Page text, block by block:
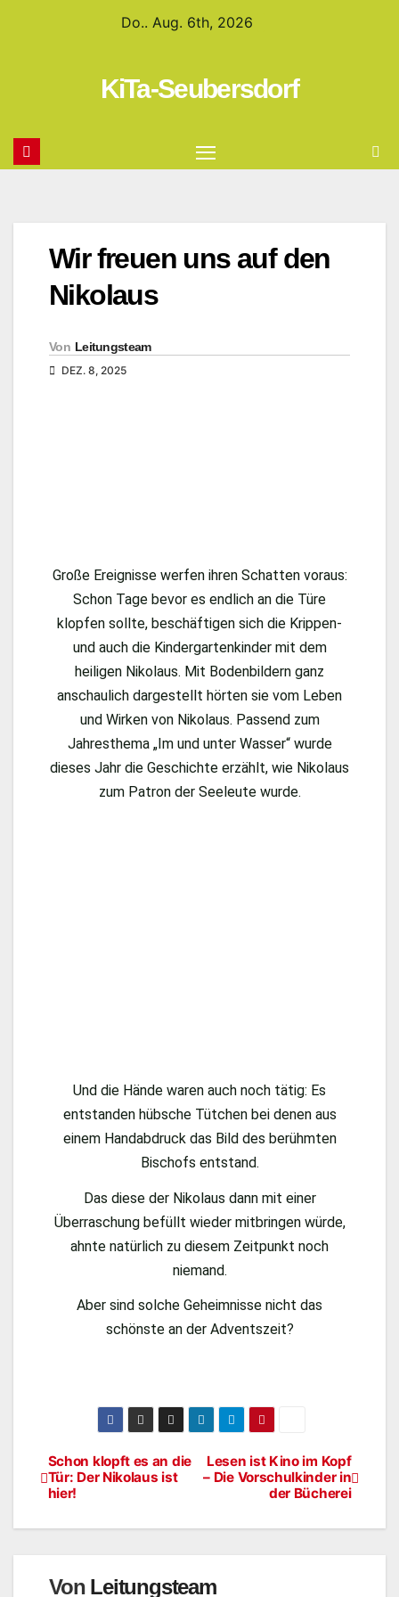
Do.. Aug. 6th, 2026
KiTa-Seubersdorf
Wir freuen uns auf den
Nikolaus
Von Leitungsteam
DEZ. 8, 2025
Große Ereignisse werfen ihren Schatten voraus:
Schon Tage bevor es endlich an die Türe
klopfen sollte, beschäftigen sich die Krippen-
und auch die Kindergartenkinder mit dem
heiligen Nikolaus. Mit Bodenbildern ganz
anschaulich dargestellt hörten sie vom Leben
und Wirken von Nikolaus. Passend zum
Jahresthema „Im und unter Wasser“ wurde
dieses Jahr die Geschichte erzählt, wie Nikolaus
zum Patron der Seeleute wurde.
Und die Hände waren auch noch tätig: Es
entstanden hübsche Tütchen bei denen aus
einem Handabdruck das Bild des berühmten
Bischofs entstand.
Das diese der Nikolaus dann mit einer
Überraschung befüllt wieder mitbringen würde,
ahnte natürlich zu diesem Zeitpunkt noch
niemand.
Aber sind solche Geheimnisse nicht das
schönste an der Adventszeit?
Lesen ist Kino im Kopf
– Die Vorschulkinder in
der Bücherei
Schon klopft es an die
Tür: Der Nikolaus ist
hier!
Von Leitungsteam